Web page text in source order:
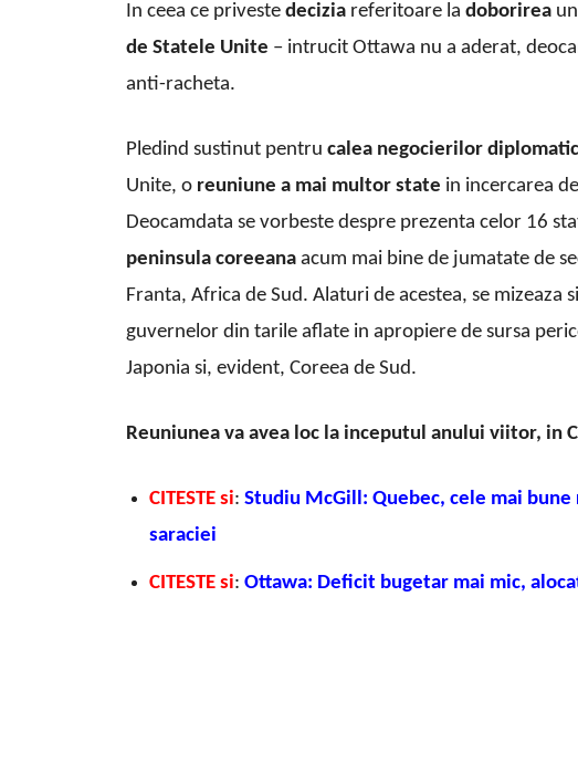
In ceea ce priveste decizia referitoare la doborirea
de Statele Unite – intrucit Ottawa nu a aderat,
anti-racheta.
Pledind sustinut pentru calea negocierilor
Unite, o reuniune a mai multor state in incercarea
Deocamdata se vorbeste despre prezenta celor 16
peninsula coreeana acum mai bine de jumatate de
Franta, Africa de Sud. Alaturi de acestea, se
guvernelor din tarile aflate in apropiere de sursa
Japonia si, evident, Coreea de Sud.
Reuniunea va avea loc la inceputul anului viitor, in
CITESTE si: Studiu McGill: Quebec, cele mai
saraciei
CITESTE si: Ottawa: Deficit bugetar mai mic,